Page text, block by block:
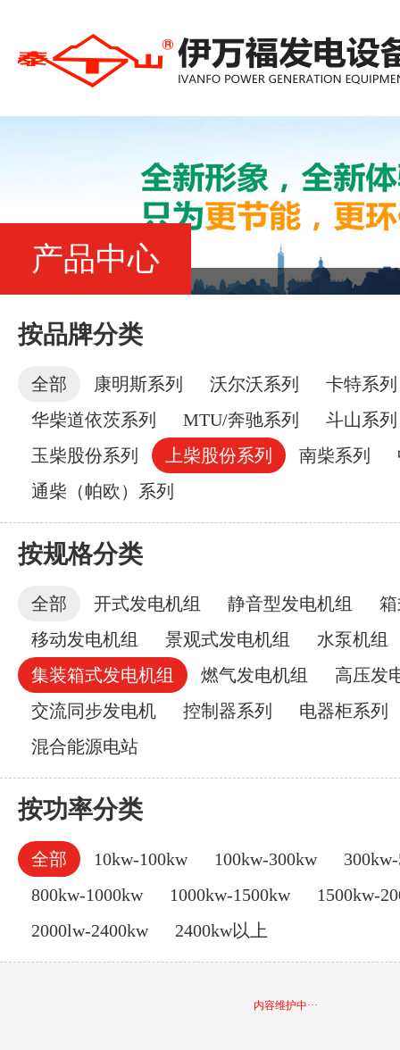
产品中心
按品牌分类
全部 康明斯系列 沃尔沃系列
卡特系列
华柴道依茨系列
MTU/奔驰系列
斗山系列
玉柴股份系列
上柴股份系列 南柴系列
通柴（帕欧）系列
按规格分类
全部 开式发电机组 静音型发电机组
移动发电机组
景观式发电机组
水泵机组
集装箱式发电机组
燃气发电机组
高压发
交流同步发电机
控制器系列
电器柜系列
混合能源电站
按功率分类
全部 10kw-100kw 100kw-300kw
800kw-1000kw
1000kw-1500kw
1500kw-
2000lw-2400kw
2400kw以上
内容维护中···